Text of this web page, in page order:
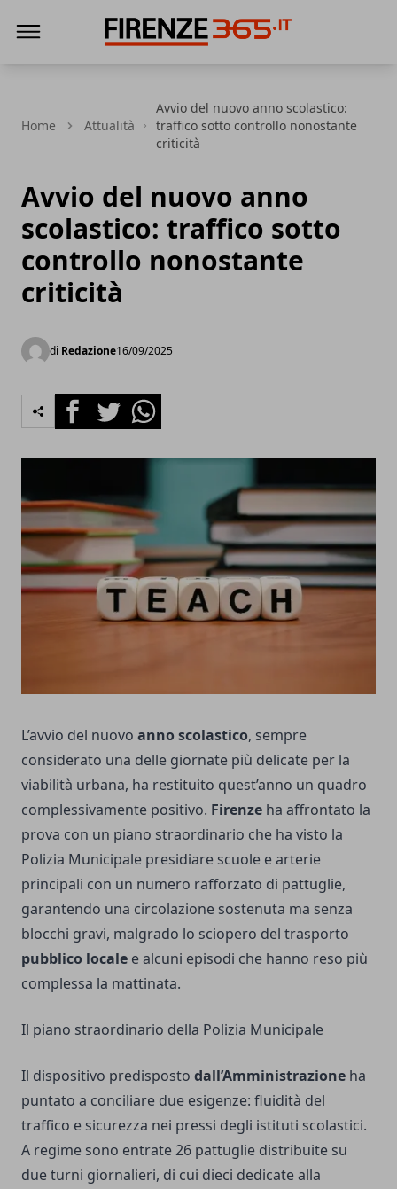
Home Attualità
Avvio del nuovo anno scolastico:
traffico sotto controllo nonostante
criticità
Avvio del nuovo anno
scolastico: traffico sotto
controllo nonostante
criticità
di Redazione16/09/2025
FacebookTwitterWhatsapp
L’avvio del nuovo anno scolastico, sempre
considerato una delle giornate più delicate per la
viabilità urbana, ha restituito quest’anno un quadro
complessivamente positivo. Firenze ha affrontato la
prova con un piano straordinario che ha visto la
Polizia Municipale presidiare scuole e arterie
principali con un numero rafforzato di pattuglie,
garantendo una circolazione sostenuta ma senza
blocchi gravi, malgrado lo sciopero del trasporto
pubblico locale e alcuni episodi che hanno reso più
complessa la mattinata.
Il piano straordinario della Polizia Municipale
Il dispositivo predisposto dall’Amministrazione ha
puntato a conciliare due esigenze: fluidità del
traffico e sicurezza nei pressi degli istituti scolastici.
A regime sono entrate 26 pattuglie distribuite su
due turni giornalieri, di cui dieci dedicate alla